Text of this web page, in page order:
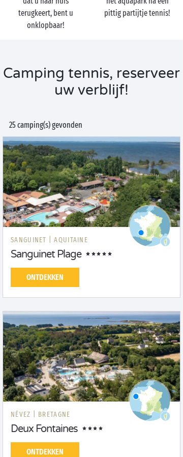
terugkeert, bent u
onklopbaar!
pittig partijtje tennis!
Camping tennis, reserveer
uw verblijf!
25 camping(s) gevonden
SANGUINET | AQUITAINE
Sanguinet Plage
ONTDEKKEN
NÉVEZ | BRETAGNE
Deux Fontaines
ONTDEKKEN